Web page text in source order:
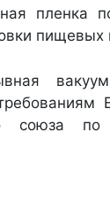
пленка
пищевых
союза